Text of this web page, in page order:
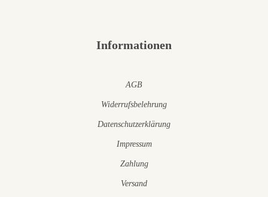
Informationen
AGB
Widerrufsbelehrung
Datenschutzerklärung
Impressum
Zahlung
Versand